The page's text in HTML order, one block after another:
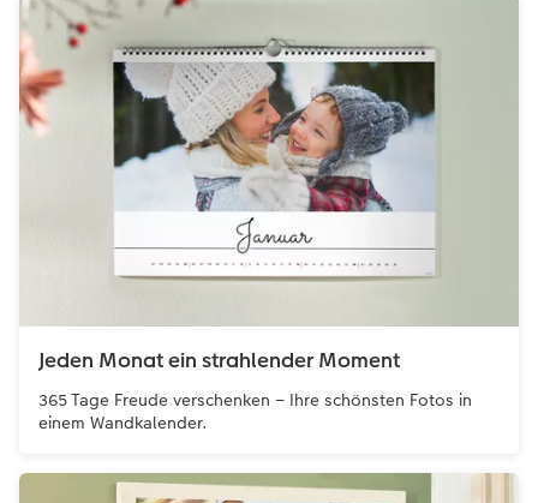
Jeden Monat ein strahlender Moment
365 Tage Freude verschenken – Ihre schönsten Fotos in
einem Wandkalender.